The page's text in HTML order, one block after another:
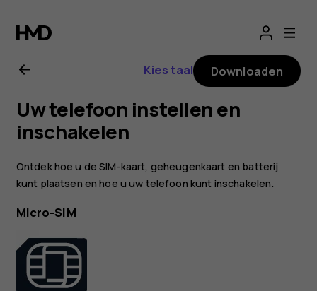
Nokia
3310
3G
Kies taal Downloaden
Uw telefoon instellen en
inschakelen
Ontdek hoe u de SIM-kaart, geheugenkaart en batterij
kunt plaatsen en hoe u uw telefoon kunt inschakelen.
Micro-SIM